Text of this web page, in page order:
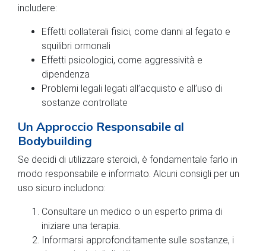
includere:
Effetti collaterali fisici, come danni al fegato e
squilibri ormonali
Effetti psicologici, come aggressività e
dipendenza
Problemi legali legati all’acquisto e all’uso di
sostanze controllate
Un Approccio Responsabile al
Bodybuilding
Se decidi di utilizzare steroidi, è fondamentale farlo in
modo responsabile e informato. Alcuni consigli per un
uso sicuro includono:
Consultare un medico o un esperto prima di
iniziare una terapia.
Informarsi approfonditamente sulle sostanze, i